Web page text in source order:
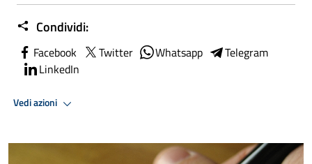
Condividi:
Facebook Twitter Whatsapp
Telegram
LinkedIn
Vedi azioni